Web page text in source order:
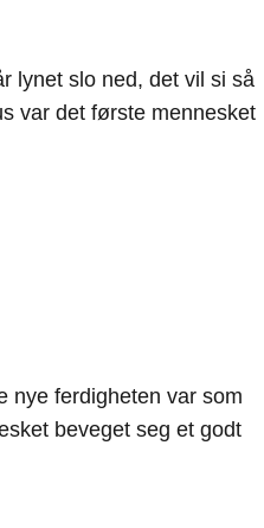
lynet slo ned, det vil si så
var det første mennesket
nye ferdigheten var som
beveget seg et godt